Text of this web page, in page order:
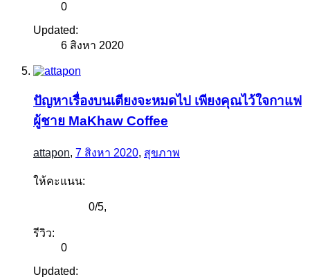
0
Updated:
6 สิงหา 2020
ปัญหาเรื่องบนเตียงจะหมดไป เพียงคุณไว้ใจกาแฟ
ผู้ชาย MaKhaw Coffee
attapon, 7 สิงหา 2020, สุขภาพ
ให้คะแนน:
0/5,
รีวิว:
0
Updated: